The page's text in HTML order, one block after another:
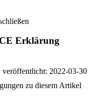
CE Erklärung
veröffentlicht: 2022-03-30
zu diesem Artikel